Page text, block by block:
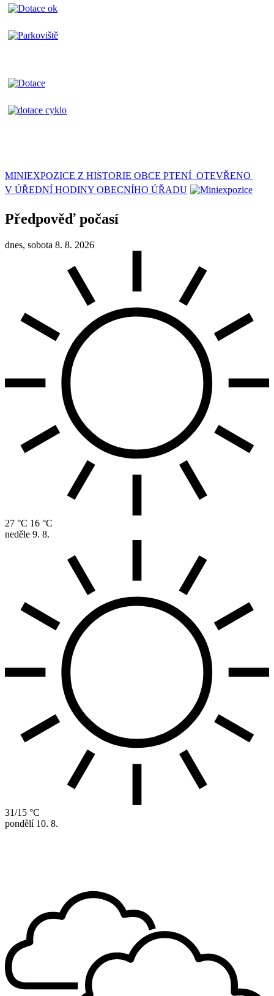
MINIEXPOZICE Z HISTORIE OBCE PTENÍ OTEVŘENO
V ÚŘEDNÍ HODINY OBECNÍHO ÚŘADU
Předpověď počasí
dnes, sobota 8. 8. 2026
27 °C 16 °C
neděle 9. 8.
31/15 °C
pondělí 10. 8.